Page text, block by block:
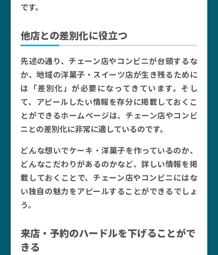
です。
他店との差別化に役立つ
先述の通り、チェーン店やコンビニが台頭するな
か、地域の洋菓子・スイーツ店が生き残るために
は「差別化」が必要になってきています。そし
て、アピールしたい情報を存分に掲載しておくこ
とができるホームページは、チェーン店やコンビ
ニとの差別化に非常に適しているのです。
どんな想いでケーキ・洋菓子を作っているのか、
どんなこだわりがあるのかなど、詳しい情報を掲
載しておくことで、チェーン店やコンビニにはな
い独自の魅力をアピールすることができるでしょ
う。
来店・予約のハードルを下げることがで
きる